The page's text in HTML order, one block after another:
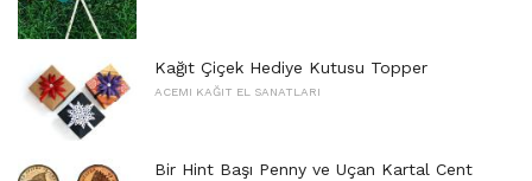
Kağıt Çiçek Hediye Kutusu Topper
ACEMI KAĞIT EL SANATLARI
Bir Hint Başı Penny ve Uçan Kartal Cent